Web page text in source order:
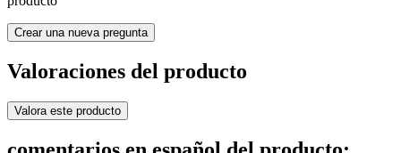
Crear una nueva pregunta
Valoraciones del producto
Valora este producto